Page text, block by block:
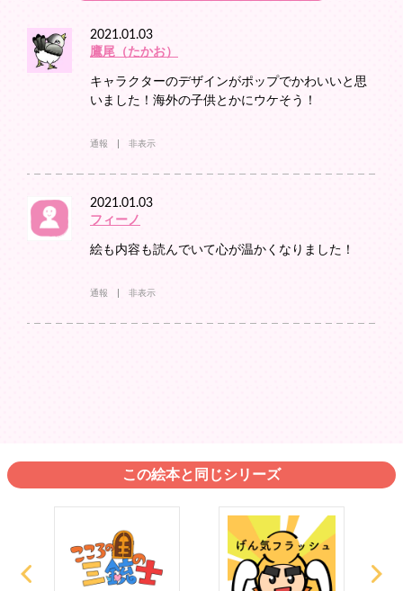
2021.01.03
鷹尾（たかお）
キャラクターのデザインがポップでかわいいと思
いました！海外の子供とかにウケそう！
通報 非表示
2021.01.03
フィーノ
絵も内容も読んでいて心が温かくなりました！
通報 非表示
この絵本と同じシリーズ